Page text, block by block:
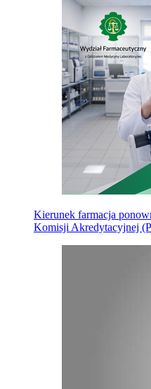
Kierunek farmacja
Komisji Akredytacyjnej